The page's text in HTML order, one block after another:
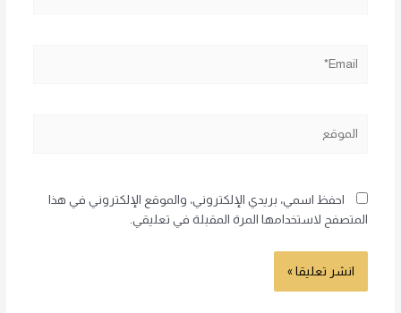
احفظ اسمي، بريدي الإلكتروني، والموقع الإلكتروني في هذا
المتصفح لاستخدامها المرة المقبلة في تعليقي.